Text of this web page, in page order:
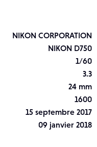
NIKON CORPORATION
NIKON D750
1/60
3.3
24 mm
1600
15 septembre 2017
09 janvier 2018